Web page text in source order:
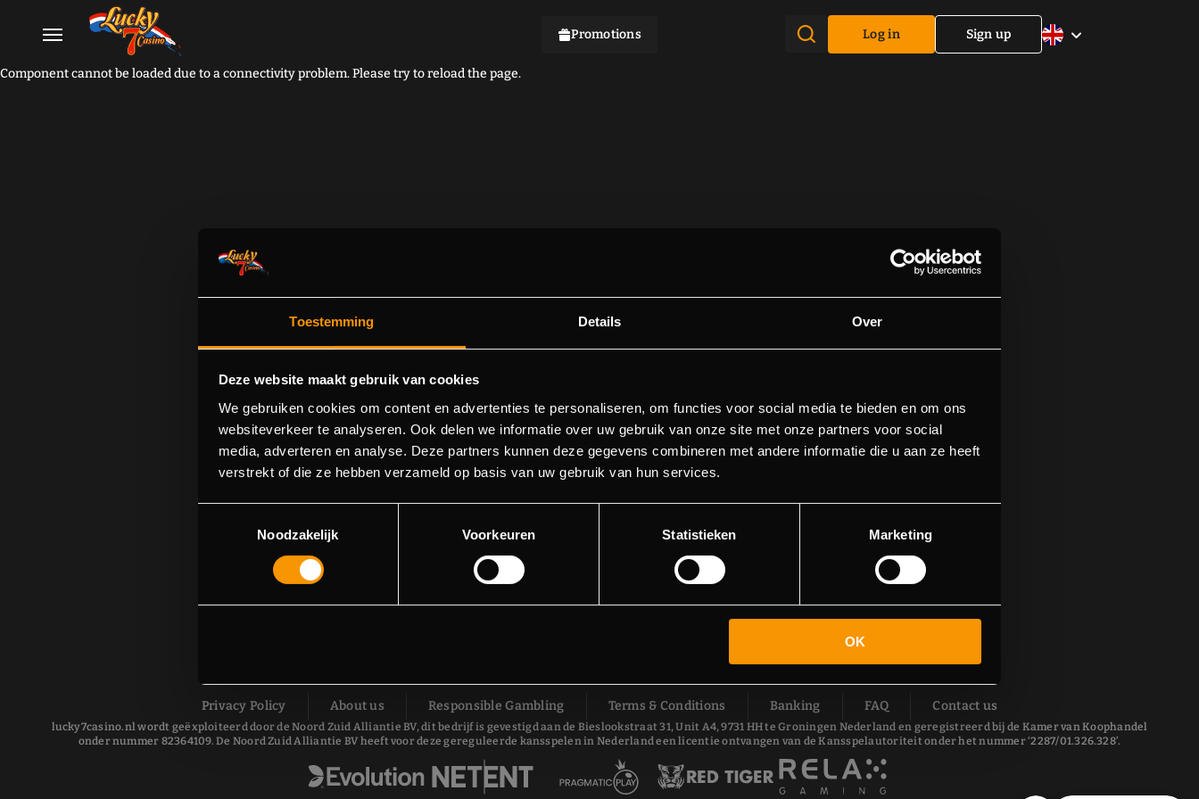
Toestemming Details Over
Deze website maakt gebruik van cookies
We gebruiken cookies om content en advertenties te personaliseren, om functies voor social media te bieden en om ons
websiteverkeer te analyseren. Ook delen we informatie over uw gebruik van onze site met onze partners voor social
media, adverteren en analyse. Deze partners kunnen deze gegevens combineren met andere informatie die u aan ze heeft
verstrekt of die ze hebben verzameld op basis van uw gebruik van hun services.
Noodzakelijk
Voorkeuren Statistieken Marketing
OK
Promotions Log in Sign up
Component cannot be loaded due to a connectivity problem. Please try to reload the page.
Privacy Policy About us Responsible Gambling Terms & Conditions Banking FAQ Contact us
lucky7casino.nl wordt geëxploiteerd door de Noord Zuid Alliantie BV, dit bedrijf is gevestigd aan de Bieslookstraat 31, Unit A4, 9731 HH te Groningen Nederland en geregistreerd bij de Kamer van Koophandel
onder nummer 82364109. De Noord Zuid Alliantie BV heeft voor deze gereguleerde kansspelen in Nederland een licentie ontvangen van de Kansspelautoriteit onder het nummer ‘2287/01.326.328’.